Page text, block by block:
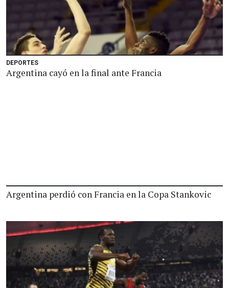
DEPORTES
Argentina cayó en la final ante Francia
Argentina perdió con Francia en la Copa Stankovic